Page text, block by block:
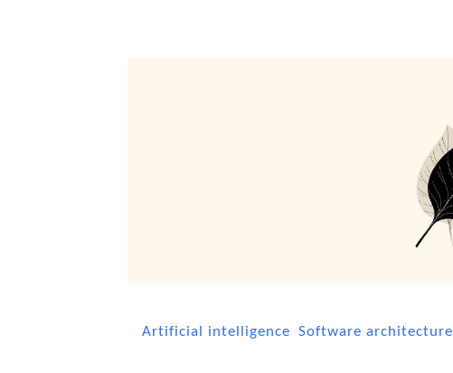
Artificial intelligence Software architecture